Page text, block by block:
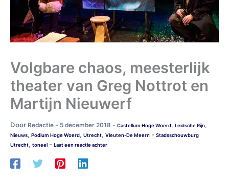
Volgbare chaos, meesterlijk
theater van Greg Nottrot en
Martijn Nieuwerf
Door Redactie - 5 december 2018 - Castellum Hoge Woerd, Leidsche Rijn,
Nieuws, Podium Hoge Woerd, Utrecht, Vleuten-De Meern - Stadsschouwburg
Utrecht, toneel - Laat een reactie achter